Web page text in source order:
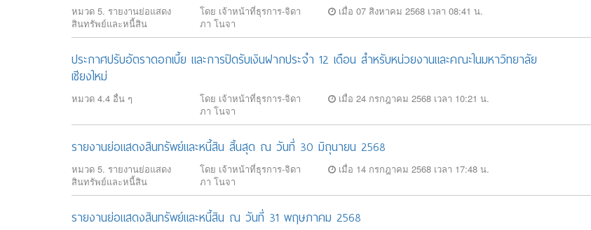
หมวด 5. รายงานย่อแสดง
สินทรัพย์และหนี้สิน
โดย เจ้าหน้าที่ธุรการ-จิดา
ภา โนจา
เมื่อ 07 สิงหาคม 2568 เวลา 08:41 น.
ประกาศปรับอัตราดอกเบี้ย และการปิดรับเงินฝากประจำ 12 เดือน สำหรับหน่วยงานและคณะในมหาวิทยาลัย
เชียงใหม่
หมวด 4.4 อื่น ๆ
โดย เจ้าหน้าที่ธุรการ-จิดา
ภา โนจา
เมื่อ 24 กรกฎาคม 2568 เวลา 10:21 น.
รายงานย่อแสดงสินทรัพย์และหนี้สิน สิ้นสุด ณ วันที่ 30 มิถุนายน 2568
หมวด 5. รายงานย่อแสดง
สินทรัพย์และหนี้สิน
โดย เจ้าหน้าที่ธุรการ-จิดา
ภา โนจา
เมื่อ 14 กรกฎาคม 2568 เวลา 17:48 น.
รายงานย่อแสดงสินทรัพย์และหนี้สิน ณ วันที่ 31 พฤษภาคม 2568